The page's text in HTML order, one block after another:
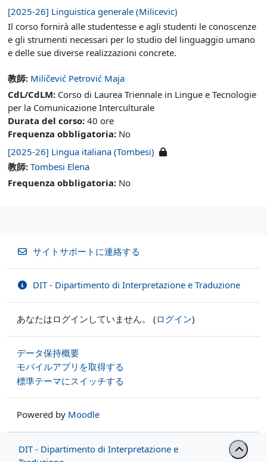
[2025-26] Linguistica generale (Milicevic)
Il corso fornirà alle studentesse e agli studenti le conoscenze
e gli strumenti necessari per lo studio del linguaggio umano
e delle sue diverse realizzazioni concrete.
教師: Miličević Petrović Maja
CdL/CdLM: Corso di Laurea Triennale in Lingue e Tecnologie
per la Comunicazione Interculturale
Durata del corso: 40 ore
Frequenza obbligatoria: No
[2025-26] Lingua italiana (Tombesi)
教師: Tombesi Elena
Frequenza obbligatoria: No
サイトサポートに連絡する
DIT - Dipartimento di Interpretazione e Traduzione
あなたはログインしていません。 (ログイン)
データ保持概要
モバイルアプリを取得する
標準テーマにスイッチする
Powered by Moodle
DIT - Dipartimento di Interpretazione e